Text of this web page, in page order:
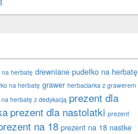
na herbatę drewniane pudełko na herbatę
na herbatę grawer herbaciarka z grawerem
herbatę z dedykacją prezent dla
prezent dla nastolatki prezent
na 18 prezent na 18 nastke